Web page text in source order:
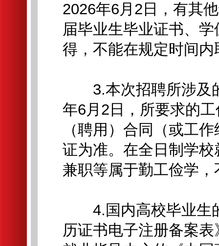
2026年6月2日，有其
届毕业生毕业证书、
得，不能在规定时间
3.本次招聘所涉及
年6月2日，所要求的
（聘用）合同（或工
证为准。在全日制学
兼职等属于勤工俭学
4.国内高校毕业生
历证书电子注册备案